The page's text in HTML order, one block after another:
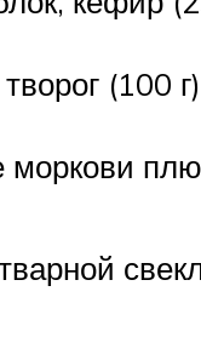
(100
моркови